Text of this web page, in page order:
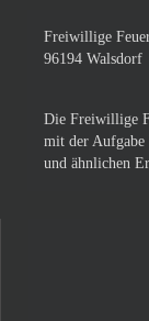
Freiwillige
96194 Walsdorf
Die Freiwillige
mit der Aufgabe
und ähnlichen